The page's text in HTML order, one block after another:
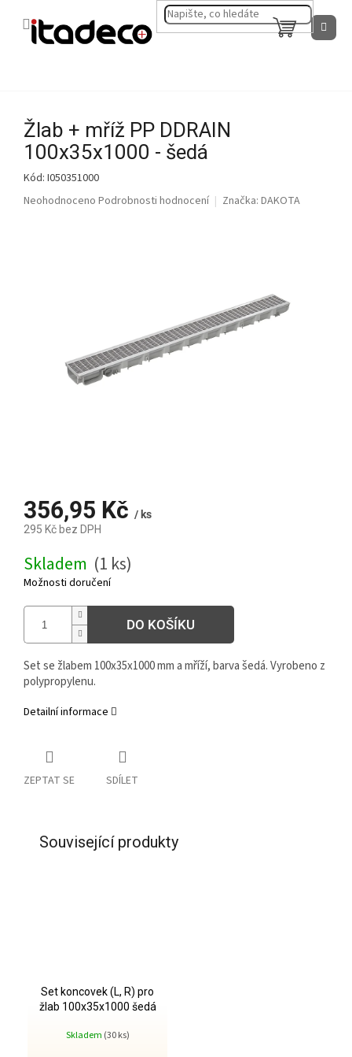
NÁKUPNÍ
KOŠÍK
Žlab + mříž PP DDRAIN
100x35x1000 - šedá
Kód: I050351000
Průměrné
Neohodnoceno Podrobnosti hodnocení Značka: DAKOTA
356,95 Kč / ks
295 Kč bez DPH
cena:
Skladem (1 ks)
Možnosti doručení
DO KOŠÍKU
Set se žlabem 100x35x1000 mm a mříží, barva šedá. Vyrobeno z
polypropylenu.
Detailní informace
ZEPTAT SE SDÍLET
Související produkty
Set koncovek (L, R) pro
žlab 100x35x1000 šedá
Skladem (30 ks)